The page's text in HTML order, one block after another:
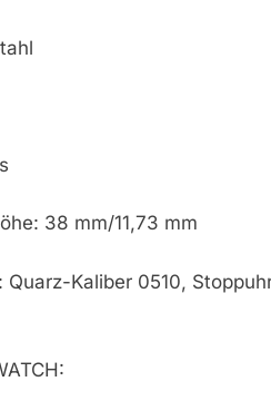
38 mm/11,73 mm
Quarz-Kaliber 0510,